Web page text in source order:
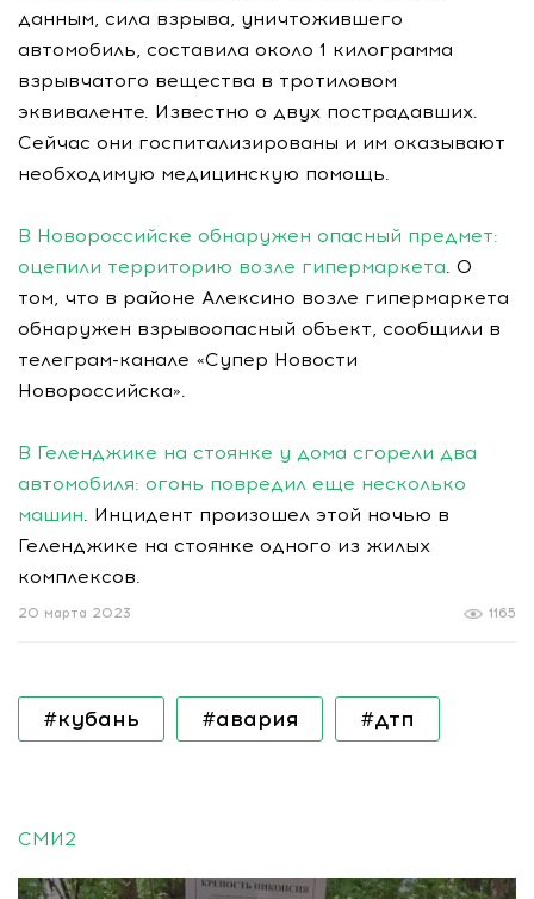
данным, сила взрыва, уничтожившего
автомобиль, составила около 1 килограмма
взрывчатого вещества в тротиловом
эквиваленте. Известно о двух пострадавших.
Сейчас они госпитализированы и им оказывают
необходимую медицинскую помощь.
В Новороссийске обнаружен опасный предмет:
оцепили территорию возле гипермаркета. О
том, что в районе Алексино возле гипермаркета
обнаружен взрывоопасный объект, сообщили в
телеграм-канале «Супер Новости
Новороссийска».
В Геленджике на стоянке у дома сгорели два
автомобиля: огонь повредил еще несколько
машин. Инцидент произошел этой ночью в
Геленджике на стоянке одного из жилых
комплексов.
1165
20 марта 2023
#кубань #авария #дтп
СМИ2